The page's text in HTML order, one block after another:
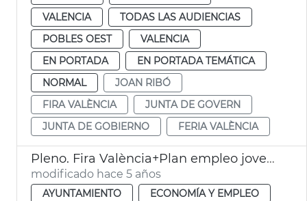
VALENCIA
TODAS LAS AUDIENCIAS
POBLES OEST
VALENCIA
EN PORTADA
EN PORTADA TEMÁTICA
NORMAL
JOAN RIBÓ
FIRA VALÈNCIA
JUNTA DE GOVERN
JUNTA DE GOBIERNO
FERIA VALÈNCIA
Pleno. Fira València+Plan empleo joven+Ayudas Fallas
modificado hace 5 años
AYUNTAMIENTO
ECONOMÍA Y EMPLEO